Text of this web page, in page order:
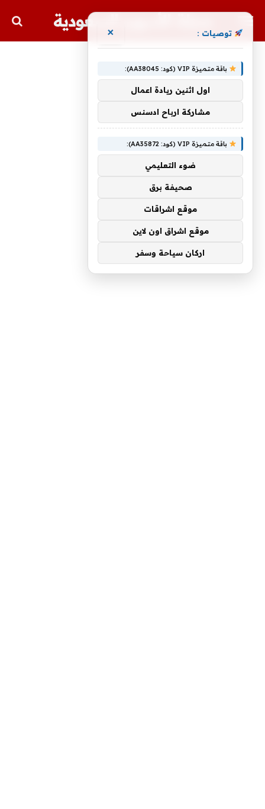
مجلة الأسهم السعودية
توصيات : ×
باقة متميزة VIP (كود: AA38045):
اول اثنين ريادة اعمال
مشاركة ارباح ادسنس
باقة متميزة VIP (كود: AA35872):
ضوء التعليمي
صحيفة برق
موقع اشراقات
موقع اشراق اون لاين
اركان سياحة وسفر